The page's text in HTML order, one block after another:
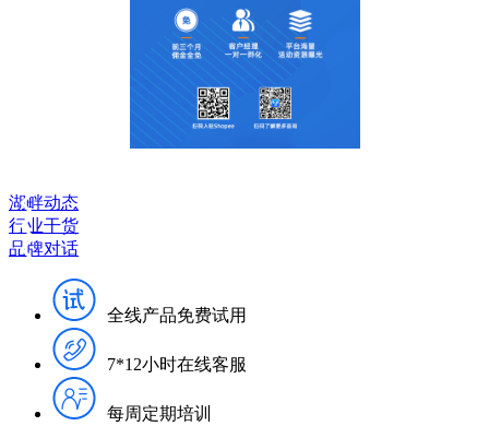
湖畔动态
行业干货
品牌对话
全线产品免费试用
7*12小时在线客服
每周定期培训